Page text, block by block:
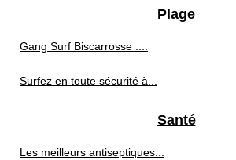
Plage
Gang Surf Biscarrosse :...
Surfez en toute sécurité à...
Santé
Les meilleurs antiseptiques...